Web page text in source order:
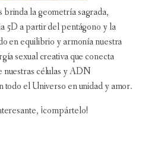
la geometría sagrada,
5D a partir del pentágono y la
en equilibrio y armonía nuestra
sexual creativa que conecta
nuestras células y ADN
todo el Universo en unidad y amor.
¡compártelo!